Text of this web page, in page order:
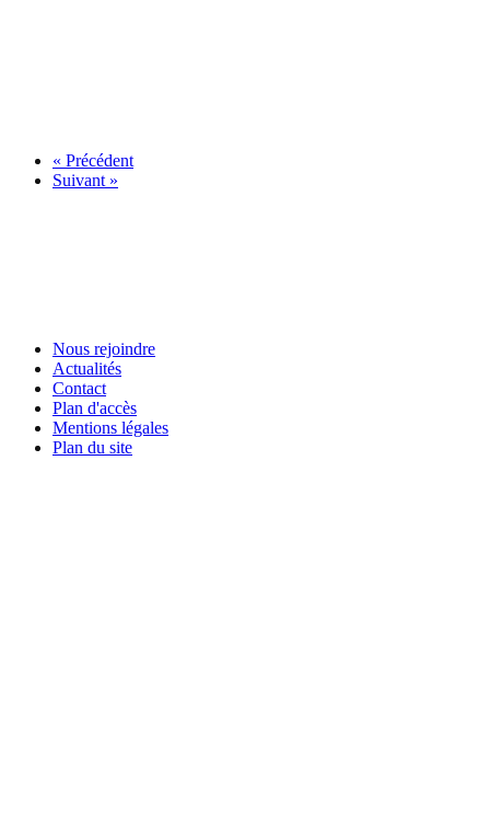
« Précédent
Suivant »
Nous rejoindre
Actualités
Contact
Plan d'accès
Mentions légales
Plan du site